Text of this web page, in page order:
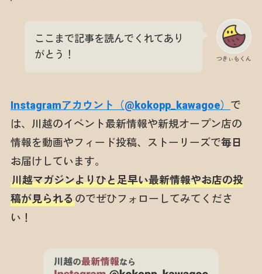
つきぃもくん
ここまで記事を読んでくれてあり
がとう！
Instagramアカウント（@kokopp_kawagoe） で
は、川越のイベント最新情報や新規オープン店の
情報を動画やフィード投稿、ストーリーズで毎日
お届けしています。
川越マガジンよりひと足早い最新情報やお店の投
稿が見られるのでぜひフォローしてみてくださ
い！